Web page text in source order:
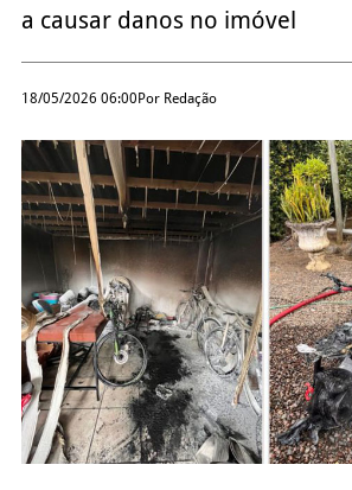
a causar danos no imóvel
18/05/2026 06:00Por Redação